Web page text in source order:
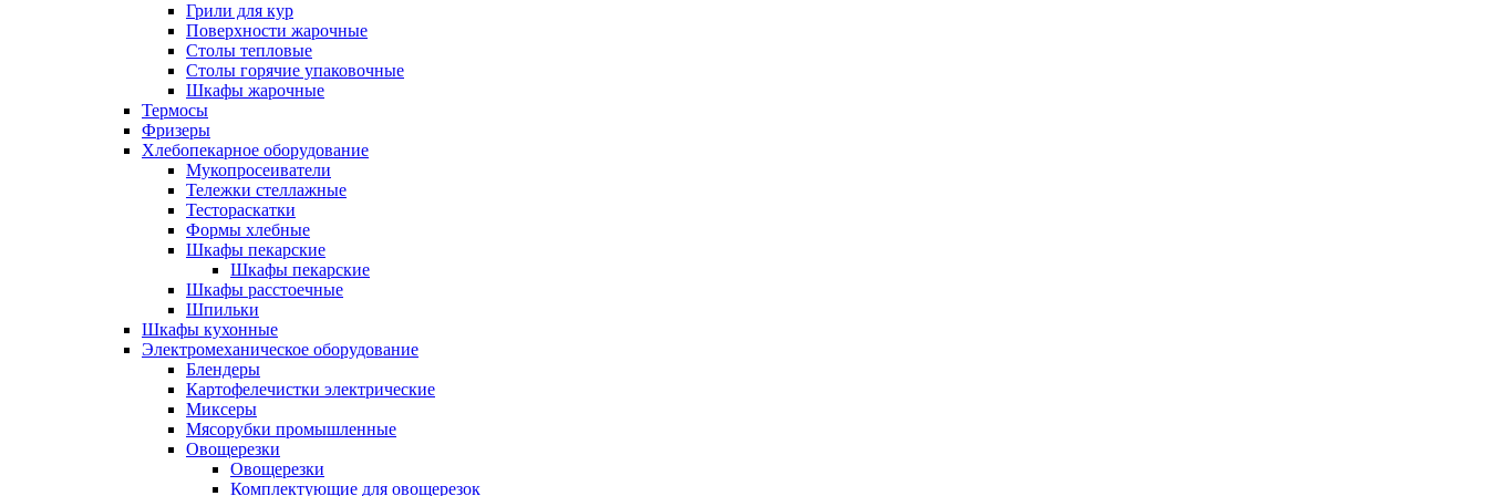
Грили для кур
Поверхности жарочные
Столы тепловые
Столы горячие упаковочные
Шкафы жарочные
Термосы
Фризеры
Хлебопекарное оборудование
Мукопросеиватели
Тележки стеллажные
Тестораскатки
Формы хлебные
Шкафы пекарские
Шкафы пекарские
Шкафы расстоечные
Шпильки
Шкафы кухонные
Электромеханическое оборудование
Блендеры
Картофелечистки электрические
Миксеры
Мясорубки промышленные
Овощерезки
Овощерезки
Комплектующие для овощерезок